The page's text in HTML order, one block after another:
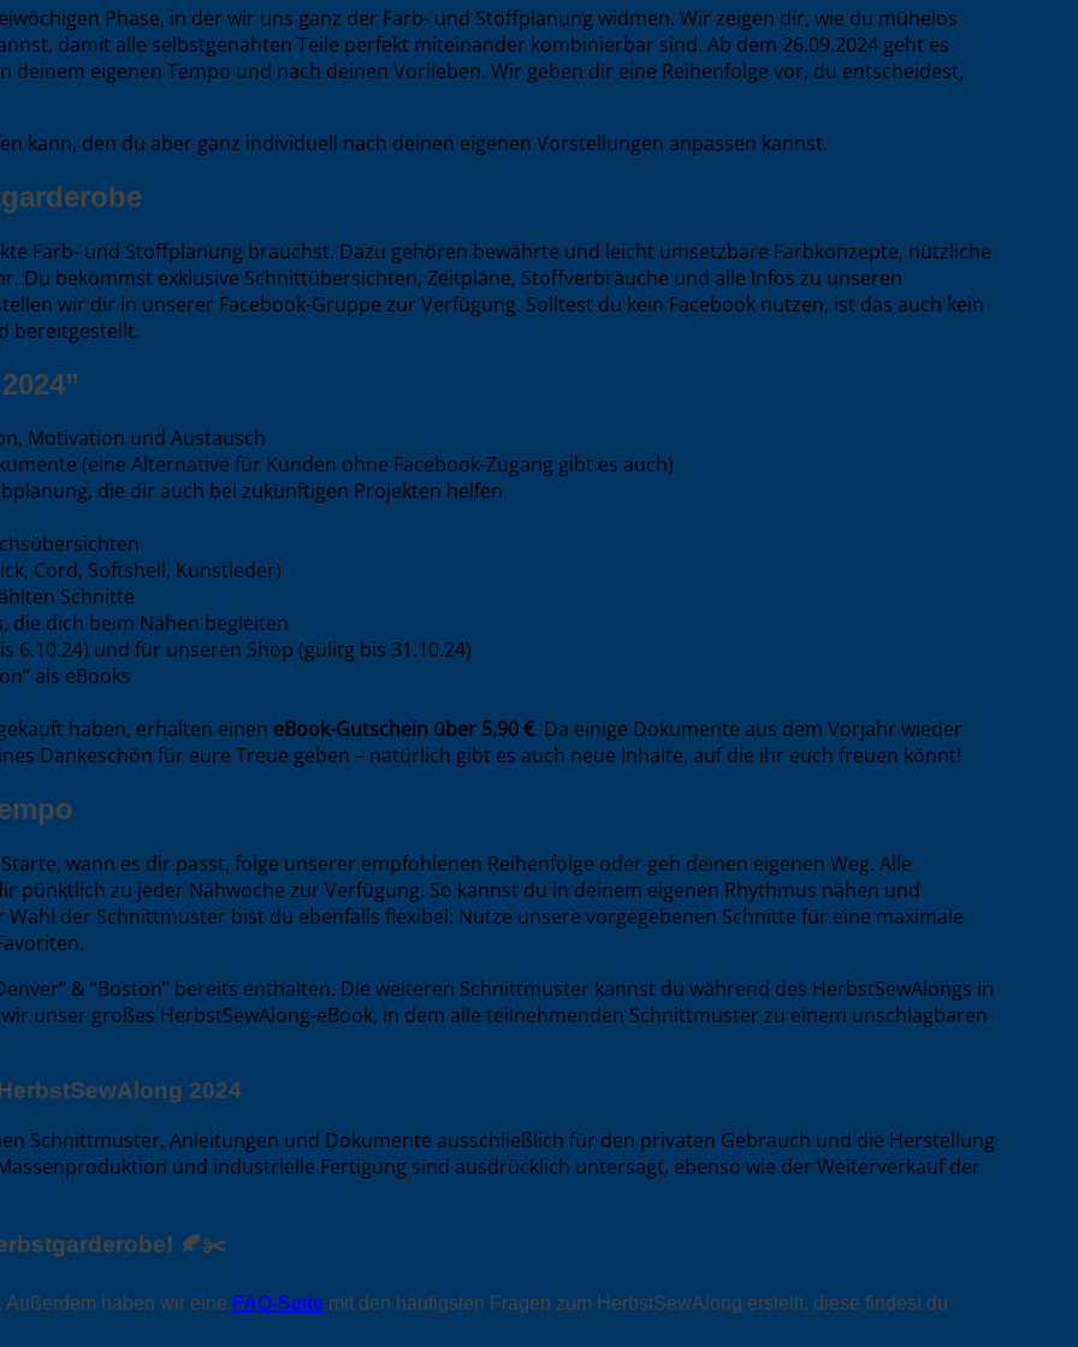
Phase, in der wir uns ganz der Farb- und Stoffplanung widmen. Wir zeigen dir, wie du mühelos
damit alle selbstgenähten Teile perfekt miteinander kombinierbar sind. Ab dem 26.09.2024 geht es
deinem eigenen Tempo und nach deinen Vorlieben. Wir geben dir eine Reihenfolge vor, du entscheidest,
kann, den du aber ganz individuell nach deinen eigenen Vorstellungen anpassen kannst.
Farb- und Stoffplanung brauchst. Dazu gehören bewährte und leicht umsetzbare Farbkonzepte, nützliche
Du bekommst exklusive Schnittübersichten, Zeitpläne, Stoffverbräuche und alle Infos zu unseren
wir dir in unserer Facebook-Gruppe zur Verfügung. Solltest du kein Facebook nutzen, ist das auch kein
bereitgestellt.
Motivation und Austausch
(eine Alternative für Kunden ohne Facebook-Zugang gibt es auch)
die dir auch bei zukünftigen Projekten helfen
Cord, Softshell, Kunstleder)
Schnitte
die dich beim Nähen begleiten
und für unseren Shop (gülitg bis 31.10.24)
als eBooks
haben, erhalten einen eBook-Gutschein über 5,90 €. Da einige Dokumente aus dem Vorjahr wieder
Dankeschön für eure Treue geben – natürlich gibt es auch neue Inhalte, auf die ihr euch freuen könnt!
wann es dir passt, folge unserer empfohlenen Reihenfolge oder geh deinen eigenen Weg. Alle
zu jeder Nähwoche zur Verfügung. So kannst du in deinem eigenen Rhythmus nähen und
der Schnittmuster bist du ebenfalls flexibel: Nutze unsere vorgegebenen Schnitte für eine maximale
& “Boston” bereits enthalten. Die weiteren Schnittmuster kannst du während des HerbstSewAlongs in
unser großes HerbstSewAlong-eBook, in dem alle teilnehmenden Schnittmuster zu einem unschlagbaren
2024
Schnittmuster, Anleitungen und Dokumente ausschließlich für den privaten Gebrauch und die Herstellung
und industrielle Fertigung sind ausdrücklich untersagt, ebenso wie der Weiterverkauf der
🍂✂️
Außerdem haben wir eine FAQ-Seite mit den häufigsten Fragen zum HerbstSewAlong erstellt, diese findest du